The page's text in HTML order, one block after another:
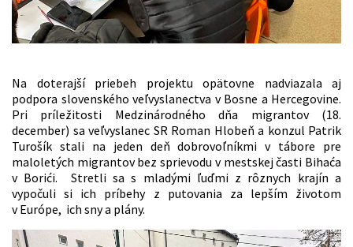
Na doterajší priebeh projektu opätovne nadviazala aj
podpora slovenského veľvyslanectva v Bosne a Hercegovine.
Pri príležitosti Medzinárodného dňa migrantov (18.
december) sa veľvyslanec SR Roman Hlobeň a konzul Patrik
Turošík stali na jeden deň dobrovoľníkmi v tábore pre
maloletých migrantov bez sprievodu v mestskej časti Bihaća
v Borići. Stretli sa s mladými ľuďmi z rôznych krajín a
vypočuli si ich príbehy z putovania za lepším životom
v Európe, ich sny a plány.